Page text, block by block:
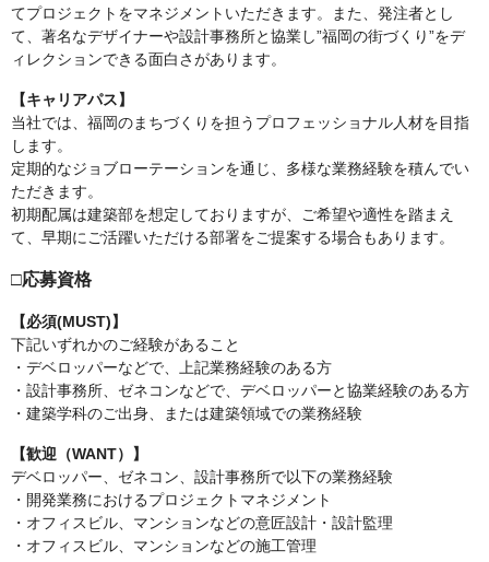
てプロジェクトをマネジメントいただきます。また、発注者とし
て、著名なデザイナーや設計事務所と協業し”福岡の街づくり”をデ
ィレクションできる面白さがあります。
【キャリアパス】
当社では、福岡のまちづくりを担うプロフェッショナル人材を目指
します。
定期的なジョブローテーションを通じ、多様な業務経験を積んでい
ただきます。
初期配属は建築部を想定しておりますが、ご希望や適性を踏まえ
て、早期にご活躍いただける部署をご提案する場合もあります。
□応募資格
【必須(MUST)】
下記いずれかのご経験があること
・デベロッパーなどで、上記業務経験のある方
・設計事務所、ゼネコンなどで、デベロッパーと協業経験のある方
・建築学科のご出身、または建築領域での業務経験
【歓迎（WANT）】
デベロッパー、ゼネコン、設計事務所で以下の業務経験
・開発業務におけるプロジェクトマネジメント
・オフィスビル、マンションなどの意匠設計・設計監理
・オフィスビル、マンションなどの施工管理